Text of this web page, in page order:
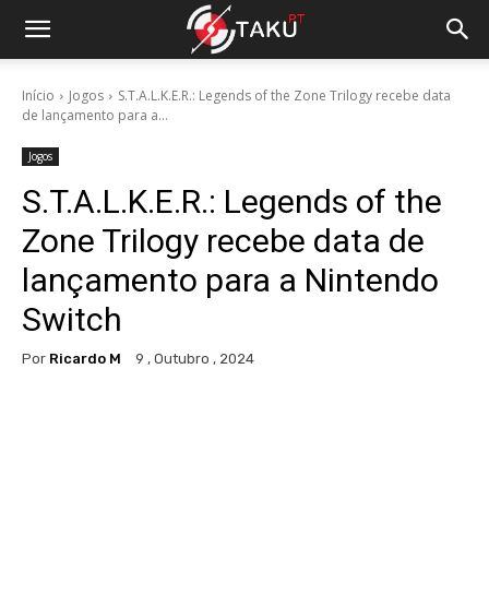
Início Jogos
S.T.A.L.K.E.R.: Legends of the Zone Trilogy recebe data
de lançamento para a...
Jogos
S.T.A.L.K.E.R.: Legends of the
Zone Trilogy recebe data de
lançamento para a Nintendo
Switch
Por Ricardo M 9 , Outubro , 2024